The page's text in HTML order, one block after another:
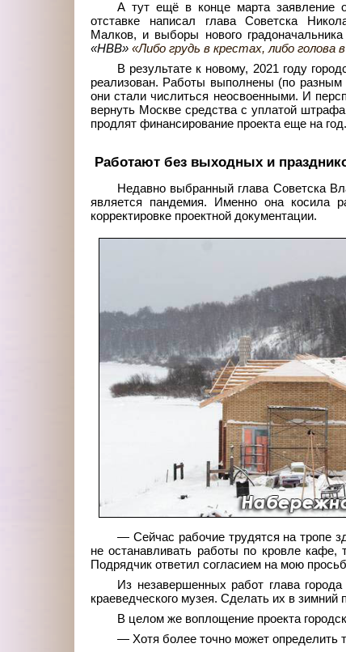
А тут ещё в конце марта заявление
отставке написал глава Советска
Малков, и выборы нового
«НВВ» «Либо грудь в крестах, либо голова
В результате к новому, 2021 году
реализован. Работы выполнены (по разным
они стали числиться неосвоенными. И
вернуть Москве средства с уплатой
продлят финансирование проекта еще на год.
Работают без выходных и
Недавно выбранный глава Советска
является пандемия. Именно она косила
корректировке проектной документации.
— Сейчас рабочие трудятся на тропе
не останавливать работы по кровле кафе,
Подрядчик ответил согласием на мою
Из незавершенных работ глава
краеведческого музея. Сделать их в зимний
В целом же воплощение проекта
— Хотя более точно может определить